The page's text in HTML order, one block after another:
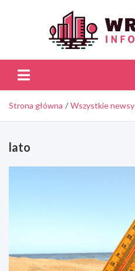
Strona główna Wszystkie newsy
lato